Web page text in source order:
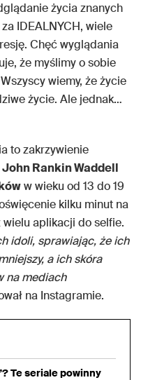
życia znanych
IDEALNYCH, wiele
Chęć wyglądania
że myślimy o sobie
wiemy, że życie
życie. Ale jednak…
to zakrzywienie
John Rankin Waddell
w wieku od 13 do 19
kilku minut na
aplikacji do selfie.
idoli, sprawiając, że ich
a ich skóra
na mediach
na Instagramie.
Te seriale powinny